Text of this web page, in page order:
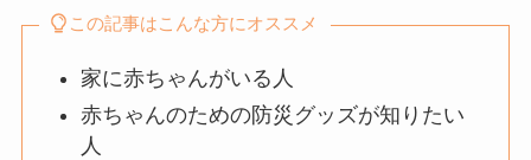
この記事はこんな方にオススメ
家に赤ちゃんがいる人
赤ちゃんのための防災グッズが知りたい
人